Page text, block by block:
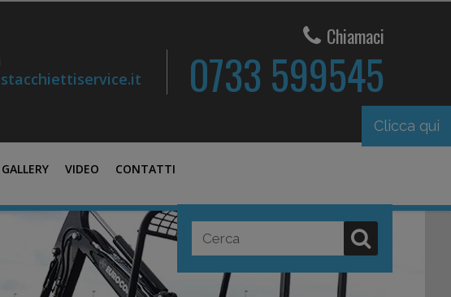
Clicca qui
Chiamaci
0733 599545
GALLERY VIDEO CONTATTI